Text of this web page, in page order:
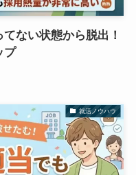
ない状態から脱出！
プ
就活ノウハウ